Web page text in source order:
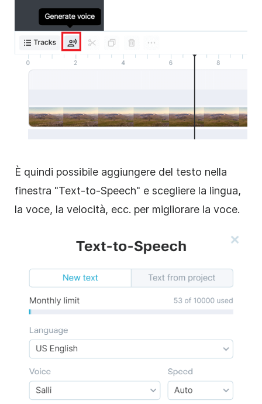
È quindi possibile aggiungere del testo nella
finestra "Text-to-Speech" e scegliere la lingua,
la voce, la velocità, ecc. per migliorare la voce.